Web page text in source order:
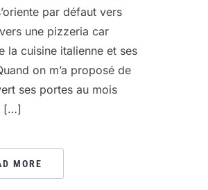
par défaut vers
une pizzeria car
la cuisine italienne et ses
on m’a proposé de
ses portes au mois
[…]
MORE